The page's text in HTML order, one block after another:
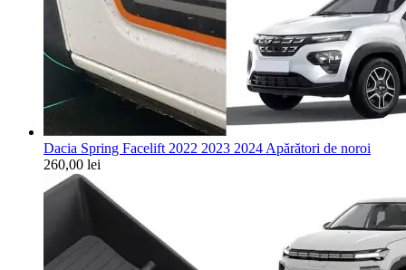
Dacia Spring Facelift 2022 2023 2024 Apărători de noroi
260,00 lei